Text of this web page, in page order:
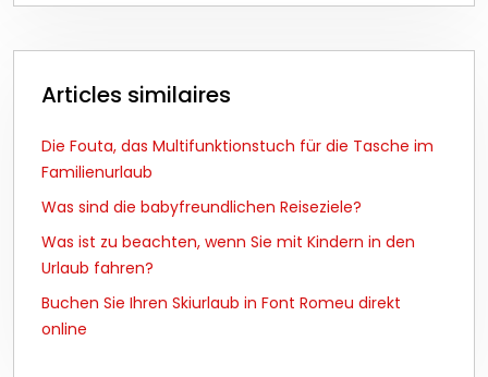
Articles similaires
Die Fouta, das Multifunktionstuch für die Tasche im
Familienurlaub
Was sind die babyfreundlichen Reiseziele?
Was ist zu beachten, wenn Sie mit Kindern in den
Urlaub fahren?
Buchen Sie Ihren Skiurlaub in Font Romeu direkt
online